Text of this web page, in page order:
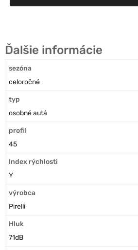
Ďalšie informácie
sezóna
celoročné
typ
osobné autá
profil
45
Index rýchlosti
Y
výrobca
Pirelli
Hluk
71dB